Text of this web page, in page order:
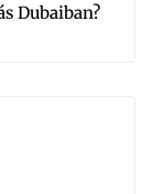
Dubaiban?